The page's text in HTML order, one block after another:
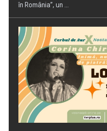
concursul ...